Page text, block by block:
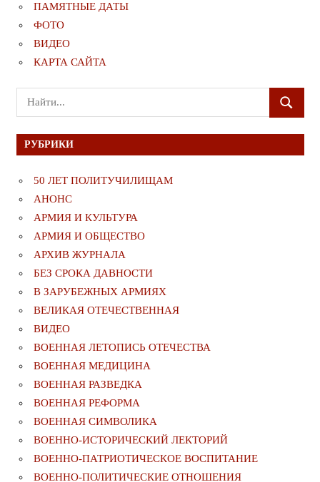
ПАМЯТНЫЕ ДАТЫ
ФОТО
ВИДЕО
КАРТА САЙТА
Поиск
для:
ПОИСК
РУБРИКИ
50 ЛЕТ ПОЛИТУЧИЛИЩАМ
АНОНС
АРМИЯ И КУЛЬТУРА
АРМИЯ И ОБЩЕСТВО
АРХИВ ЖУРНАЛА
БЕЗ СРОКА ДАВНОСТИ
В ЗАРУБЕЖНЫХ АРМИЯХ
ВЕЛИКАЯ ОТЕЧЕСТВЕННАЯ
ВИДЕО
ВОЕННАЯ ЛЕТОПИСЬ ОТЕЧЕСТВА
ВОЕННАЯ МЕДИЦИНА
ВОЕННАЯ РАЗВЕДКА
ВОЕННАЯ РЕФОРМА
ВОЕННАЯ СИМВОЛИКА
ВОЕННО-ИСТОРИЧЕСКИЙ ЛЕКТОРИЙ
ВОЕННО-ПАТРИОТИЧЕСКОЕ ВОСПИТАНИЕ
ВОЕННО-ПОЛИТИЧЕСКИE ОТНОШЕНИЯ